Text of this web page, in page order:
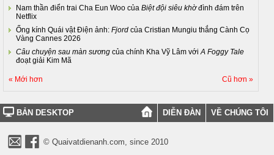
Nam thần điển trai Cha Eun Woo của Biệt đội siêu khờđình đám trên
Netflix
Ống kính Quái vật Điện ảnh: Fjord của Cristian Mungiu thắng Cành Cọ
Vàng Cannes 2026
Câu chuyện sau màn sương của chính Kha Vỹ Lâm vớiA Foggy Tale
đoạt giải Kim Mã
« Mới hơn Cũ hơn »
BẢN DESKTOP DIỄN ĐÀN VỀ CHÚNG TÔI
© Quaivatdienanh.com, since 2010